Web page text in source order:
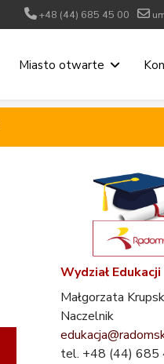
+48 (44) 685 45 00
Miasto otwarte
Wydział
Małgorzata
Naczelnik
tel. +48 (44) 685